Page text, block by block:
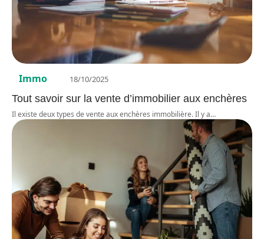
Immo 18/10/2025
Tout savoir sur la vente d’immobilier aux enchères
Il existe deux types de vente aux enchères immobilière. Il y a…